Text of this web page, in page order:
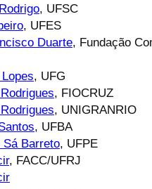
, UFSC
, UFES
Duarte, Fundação
, UFG
, FIOCRUZ
, UNIGRANRIO
, UFBA
Sá Barreto, UFPE
, FACC/UFRJ